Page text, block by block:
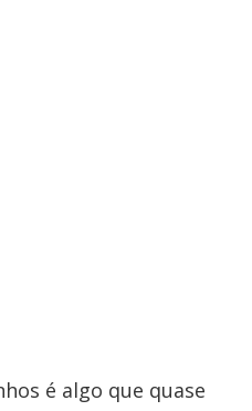
é algo que quase